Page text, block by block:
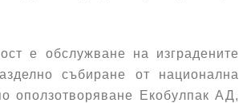
е обслужване на изградените
събиране от национална
оползотворяване Екобулпак АД,